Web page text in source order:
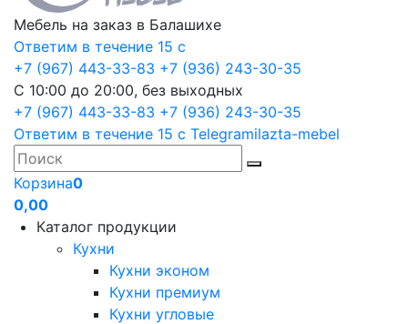
Мебель на заказ в Балашихе
Ответим в течение 15 с
+7 (967) 443-33-83 +7 (936) 243-30-35
С 10:00 до 20:00, без выходных
+7 (967) 443-33-83 +7 (936) 243-30-35
Ответим в течение 15 с Telegramilazta-mebel
Корзина0
0,00
Каталог продукции
Кухни
Кухни эконом
Кухни премиум
Кухни угловые